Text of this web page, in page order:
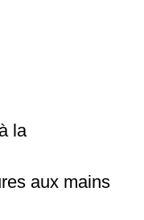
la
aux mains